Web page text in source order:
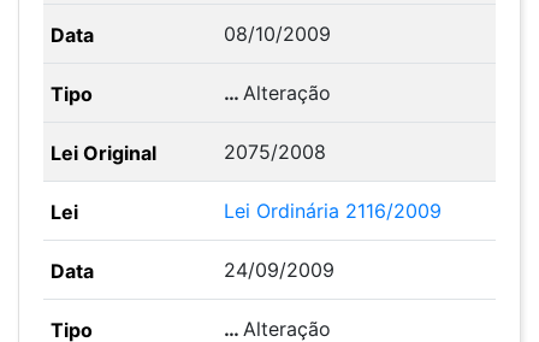
08/10/2009
…Alteração
2075/2008
Lei Ordinária 2116/2009
24/09/2009
…Alteração